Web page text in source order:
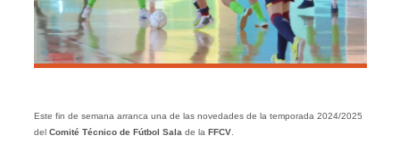
Este fin de semana arranca una de las novedades de la temporada 2024/2025
del Comité Técnico de Fútbol Sala de la FFCV.